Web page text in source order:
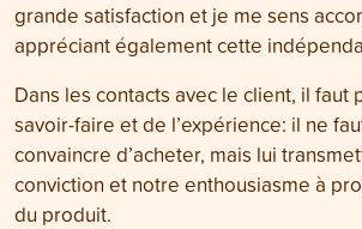
grande satisfaction et je me sens
appréciant également cette
Dans les contacts avec le client, il faut
savoir-faire et de l’expérience: il ne
convaincre d’acheter, mais lui
conviction et notre enthousiasme à
du produit.